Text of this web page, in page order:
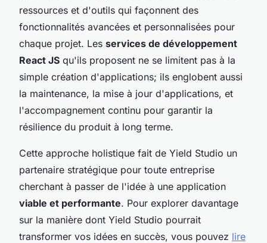
ressources et d'outils qui façonnent des
fonctionnalités avancées et personnalisées pour
chaque projet. Les services de développement
React JS qu'ils proposent ne se limitent pas à la
simple création d'applications; ils englobent aussi
la maintenance, la mise à jour d'applications, et
l'accompagnement continu pour garantir la
résilience du produit à long terme.
Cette approche holistique fait de Yield Studio un
partenaire stratégique pour toute entreprise
cherchant à passer de l'idée à une application
viable et performante. Pour explorer davantage
sur la manière dont Yield Studio pourrait
transformer vos idées en succès, vous pouvez lire